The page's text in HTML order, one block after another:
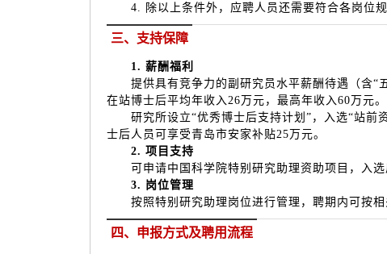
4. 除以上条件外，应聘人员还需要符合各岗位
三、支持保障
1. 薪酬福利
提供具有竞争力的副研究员水平薪酬待遇（含“五
在站博士后平均年收入26万元，最高年收入60万元。
研究所设立“优秀博士后支持计划”，入选“站前资
士后人员可享受青岛市安家补贴25万元。
2. 项目支持
可申请中国科学院特别研究助理资助项目，入选
3. 岗位管理
按照特别研究助理岗位进行管理，聘期内可按相
四、申报方式及聘用流程